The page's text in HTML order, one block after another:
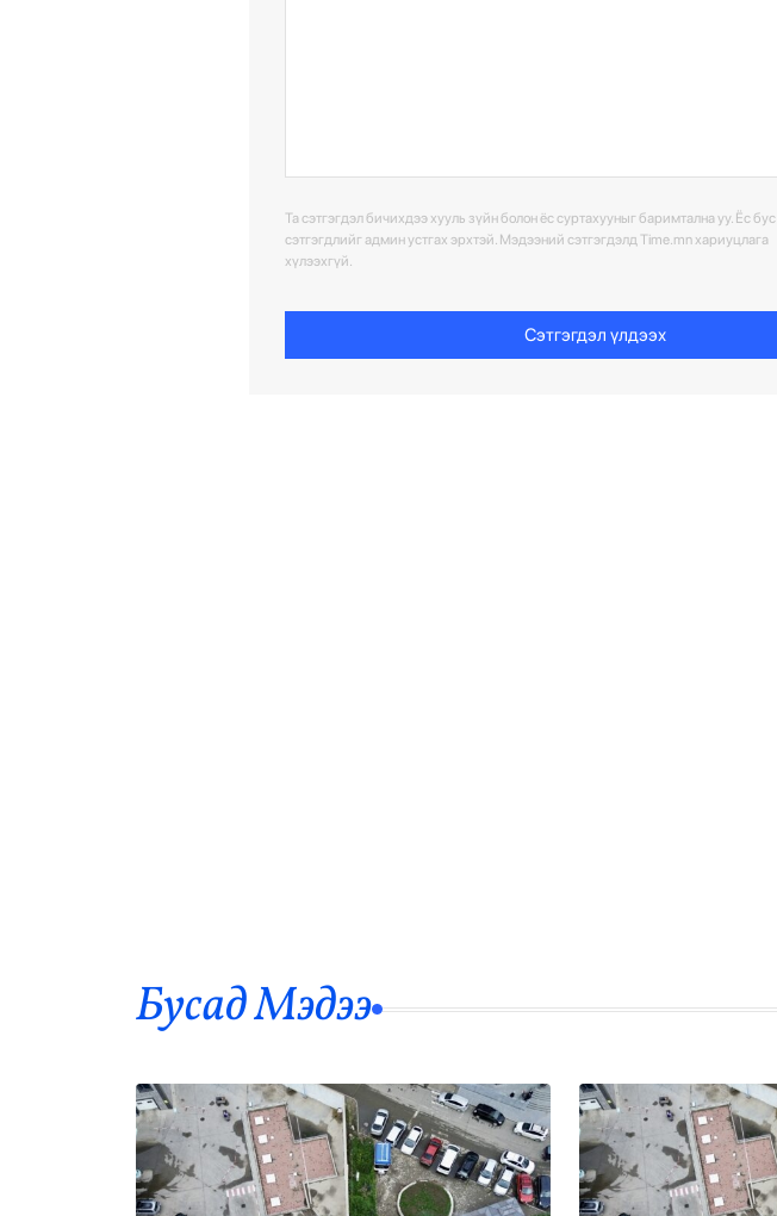
Та сэтгэгдэл бичихдээ хууль зүйн болон ёс суртахууныг баримтална уу. Ёс бус
сэтгэгдлийг админ устгах эрхтэй. Мэдээний сэтгэгдэлд Time.mn хариуцлага
хүлээхгүй.
Сэтгэгдэл үлдээх
Бусад Mэдээ